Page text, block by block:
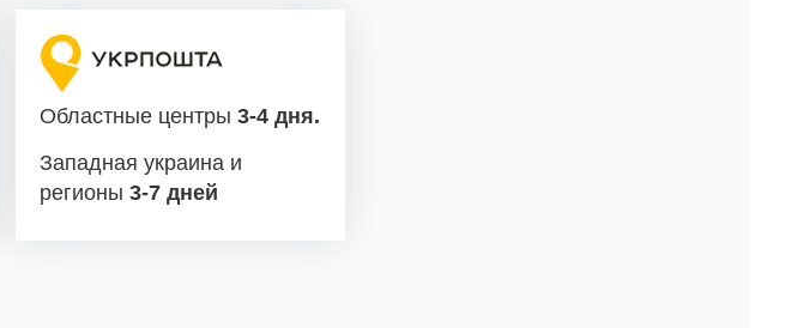
Областные центры 3-4 дня.
Западная украина и
регионы 3-7 дней